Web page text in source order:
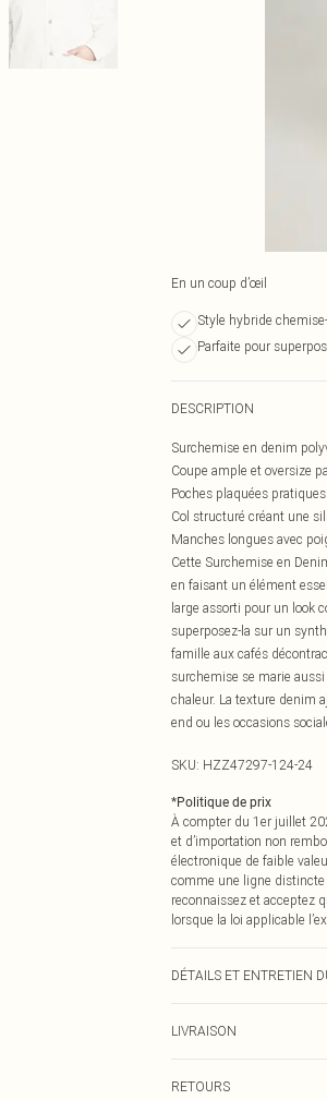
En un coup d’œil
Style hybride
Parfaite pour
DESCRIPTION
Surchemise en denim
Coupe ample et oversize
Poches plaquées
Col structuré créant une
Manches longues avec
Cette Surchemise en
en faisant un élément
large assorti pour un look
superposez-la sur un
famille aux cafés
surchemise se marie
chaleur. La texture denim
end ou les occasions
SKU: HZZ47297-124-24
*Politique de prix
À compter du 1er juillet
et d’importation non
électronique de faible
comme une ligne
reconnaissez et acceptez
lorsque la loi applicable
DÉTAILS ET ENTRETIEN
LIVRAISON
RETOURS